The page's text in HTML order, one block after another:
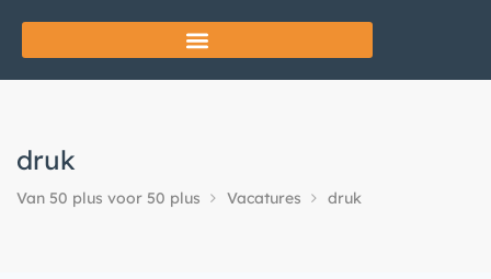
druk
Van 50 plus voor 50 plus Vacatures druk